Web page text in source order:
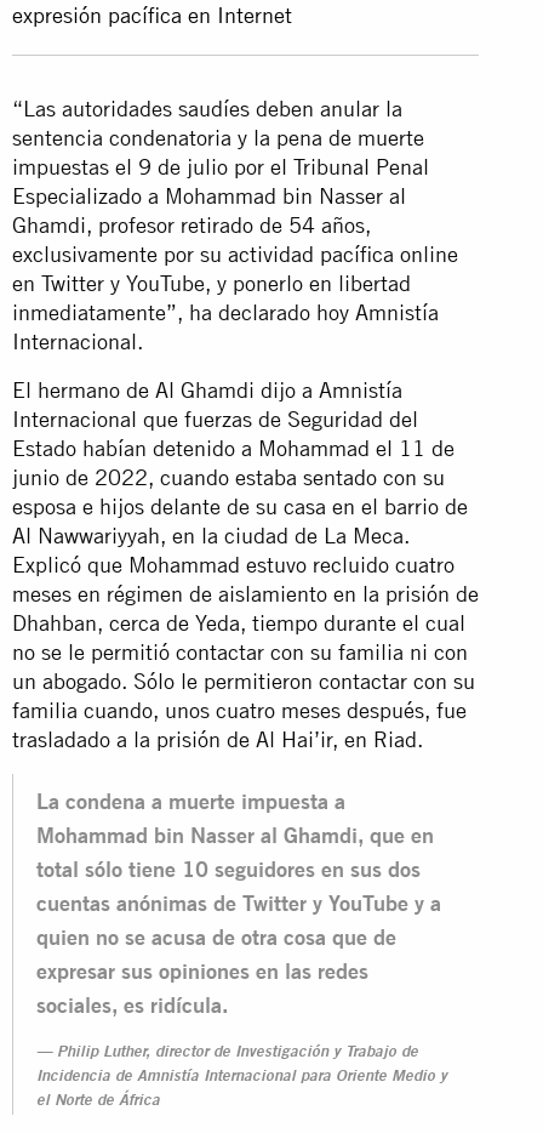
expresión pacífica en Internet
“Las autoridades saudíes deben anular la
sentencia condenatoria y la pena de muerte
impuestas el 9 de julio por el Tribunal Penal
Especializado a Mohammad bin Nasser al
Ghamdi, profesor retirado de 54 años,
exclusivamente por su actividad pacífica online
en Twitter y YouTube, y ponerlo en libertad
inmediatamente”, ha declarado hoy Amnistía
Internacional.
El hermano de Al Ghamdi dijo a Amnistía
Internacional que fuerzas de Seguridad del
Estado habían detenido a Mohammad el 11 de
junio de 2022, cuando estaba sentado con su
esposa e hijos delante de su casa en el barrio de
Al Nawwariyyah, en la ciudad de La Meca.
Explicó que Mohammad estuvo recluido cuatro
meses en régimen de aislamiento en la prisión de
Dhahban, cerca de Yeda, tiempo durante el cual
no se le permitió contactar con su familia ni con
un abogado. Sólo le permitieron contactar con su
familia cuando, unos cuatro meses después, fue
trasladado a la prisión de Al Hai’ir, en Riad.
La condena a muerte impuesta a
Mohammad bin Nasser al Ghamdi, que en
total sólo tiene 10 seguidores en sus dos
cuentas anónimas de Twitter y YouTube y a
quien no se acusa de otra cosa que de
expresar sus opiniones en las redes
sociales, es ridícula.
Philip Luther, director de Investigación y Trabajo de
Incidencia de Amnistía Internacional para Oriente Medio y
el Norte de África